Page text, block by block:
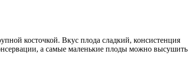
косточкой. Вкус плода сладкий, консистенция
а самые маленькие плоды можно высушить